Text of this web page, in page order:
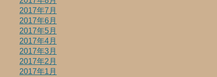
2017年7月
2017年6月
2017年5月
2017年4月
2017年3月
2017年2月
2017年1月